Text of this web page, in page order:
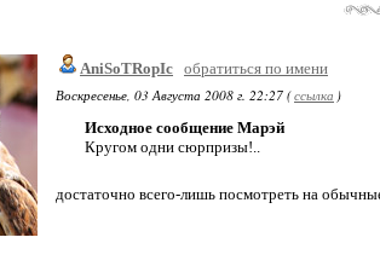
AniSoTRopIc обратиться по имени
Воскресенье, 03 Августа 2008 г. 22:27 (ссылка )
Исходное сообщение Марэй
Кругом одни сюрпризы!..
достаточно всего-лишь посмотреть на